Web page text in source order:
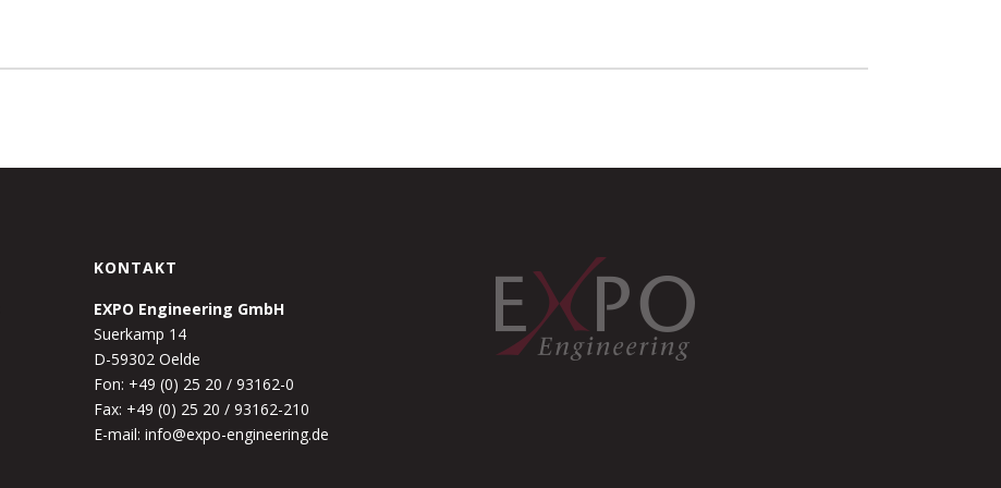
KONTAKT
EXPO Engineering GmbH
Suerkamp 14
D-59302 Oelde
Fon: +49 (0) 25 20 / 93162-0
Fax: +49 (0) 25 20 / 93162-210
E-mail: info@expo-engineering.de